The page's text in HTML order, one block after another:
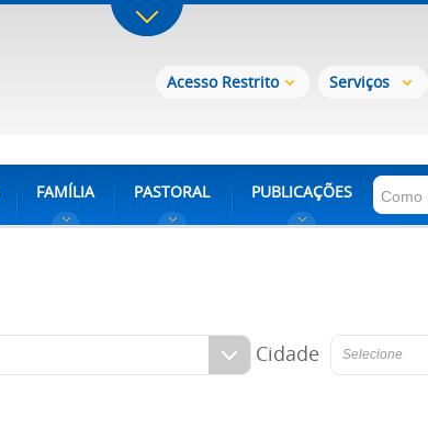
Acesso Restrito Serviços
FAMÍLIA PASTORAL PUBLICAÇÕES
Cidade Selecione